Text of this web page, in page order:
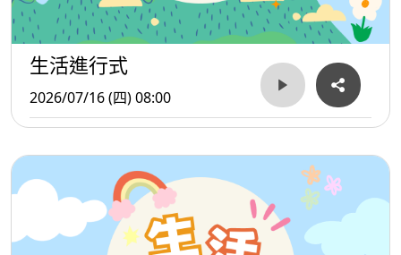
生活進行式
2026/07/16 (四) 08:00